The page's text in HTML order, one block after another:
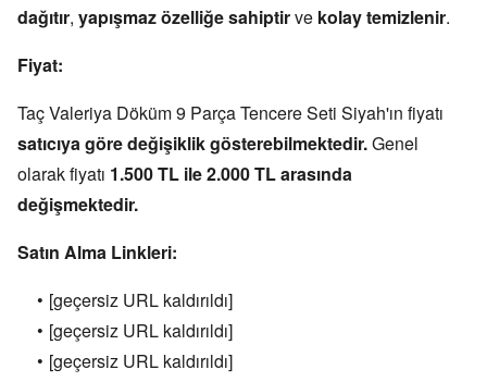
dağıtır, yapışmaz özelliğe sahiptirve kolay temizlenir.
Fiyat:
Taç Valeriya Döküm 9 Parça Tencere Seti Siyah'ın fiyatı
satıcıya göre değişiklik gösterebilmektedir.Genel
olarak fiyatı 1.500 TL ile 2.000 TL arasında
değişmektedir.
Satın Alma Linkleri:
[geçersiz URL kaldırıldı]
[geçersiz URL kaldırıldı]
[geçersiz URL kaldırıldı]